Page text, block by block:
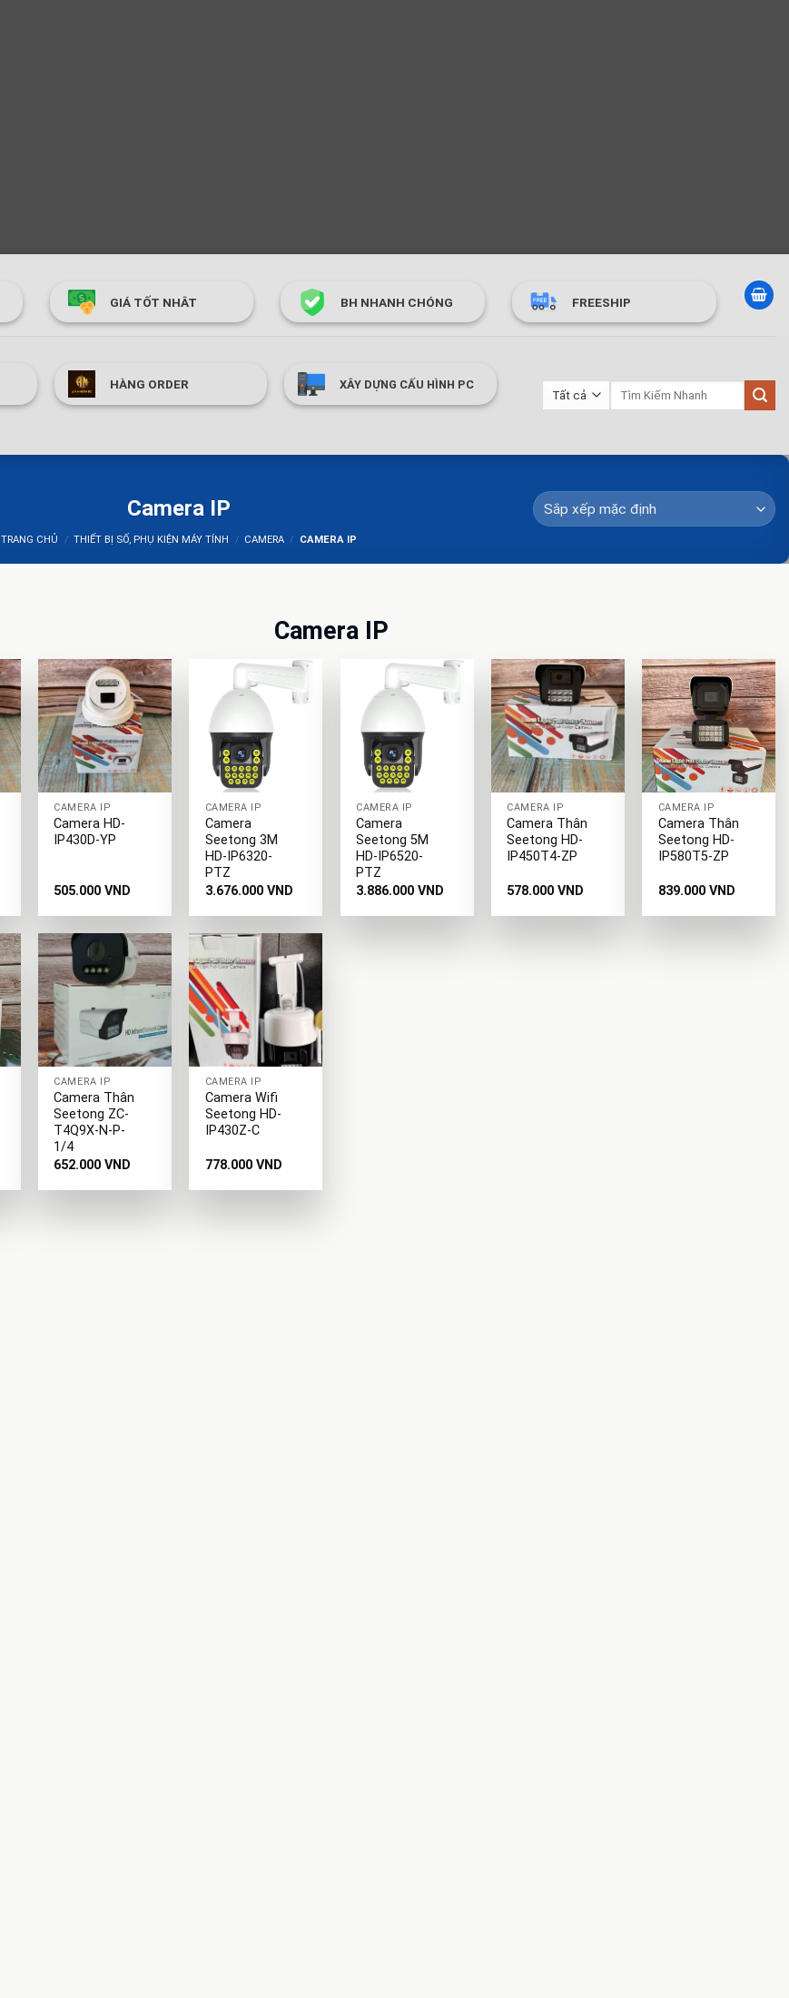
GIÁ TỐT NHÂT BH NHANH CHÓNG FREESHIP
HÀNG ORDER XÂY DỰNG CẤU HÌNH PC
Camera IP
TRANG CHỦ / THIẾT BỊ SỐ, PHỤ KIỆN MÁY TÍNH / CAMERA / CAMERA IP
Camera IP
+
CAMERA IP
Camera HD-
IP430D-YP
505.000VND
+
CAMERA IP
Camera
Seetong 3M
HD-IP6320-
PTZ
3.676.000 VND
+
CAMERA IP
Camera
Seetong 5M
HD-IP6520-
PTZ
3.886.000VND
+
CAMERA IP
Camera Thân
Seetong HD-
IP450T4-ZP
578.000VND
+
CAMERA IP
Camera Thân
Seetong HD-
IP580T5-ZP
839.000 VND
+
CAMERA IP
Camera Thân
Seetong ZC-
T4Q9X-N-P-
1/4
652.000VND
CAMERA IP
Camera Wifi
Seetong HD-
IP430Z-C
778.000 VND